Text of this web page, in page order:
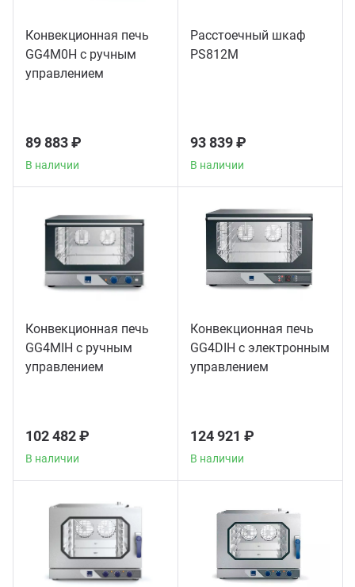
Конвекционная печь
GG4M0H с ручным
управлением
89 883 ₽
В наличии
Расстоечный шкаф
PS812M
93 839 ₽
В наличии
Конвекционная печь
GG4MIH с ручным
управлением
102 482 ₽
В наличии
Конвекционная печь
GG4DIH с электронным
управлением
124 921 ₽
В наличии